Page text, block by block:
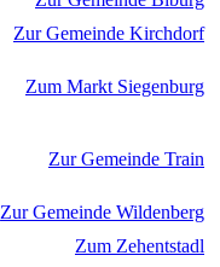
Zur Gemeinde Kirchdorf
Zum Markt Siegenburg
Zur Gemeinde Train
Zur Gemeinde Wildenberg
Zum Zehentstadl